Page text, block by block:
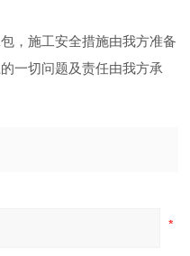
，施工安全措施由我方准备
一切问题及责任由我方承